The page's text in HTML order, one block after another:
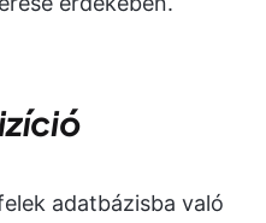
adatbázisba való